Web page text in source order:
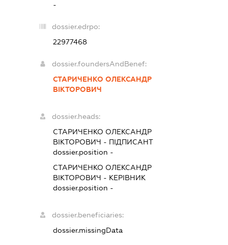
-
dossier.edrpo:
22977468
dossier.foundersAndBenef:
СТАРИЧЕНКО ОЛЕКСАНДР
ВІКТОРОВИЧ
dossier.heads:
СТАРИЧЕНКО ОЛЕКСАНДР
ВІКТОРОВИЧ - ПІДПИСАНТ
dossier.position -
СТАРИЧЕНКО ОЛЕКСАНДР
ВІКТОРОВИЧ - КЕРІВНИК
dossier.position -
dossier.beneficiaries:
dossier.missingData